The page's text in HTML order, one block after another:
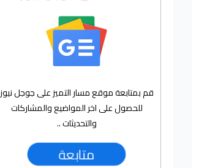
قم بمتابعة موقع مسار التميز على جوجل نيوز
للحصول على اخر المواضيع والمشاركات
والتحديثات ..
متابعة